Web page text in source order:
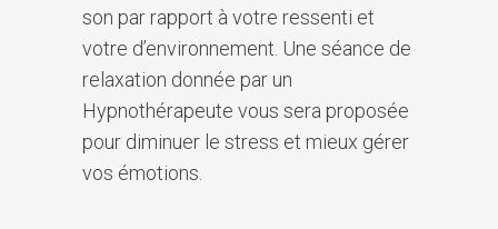
son par rapport à votre ressenti et
votre d’environnement. Une séance de
relaxation donnée par un
Hypnothérapeute vous sera proposée
pour diminuer le stress et mieux gérer
vos émotions.